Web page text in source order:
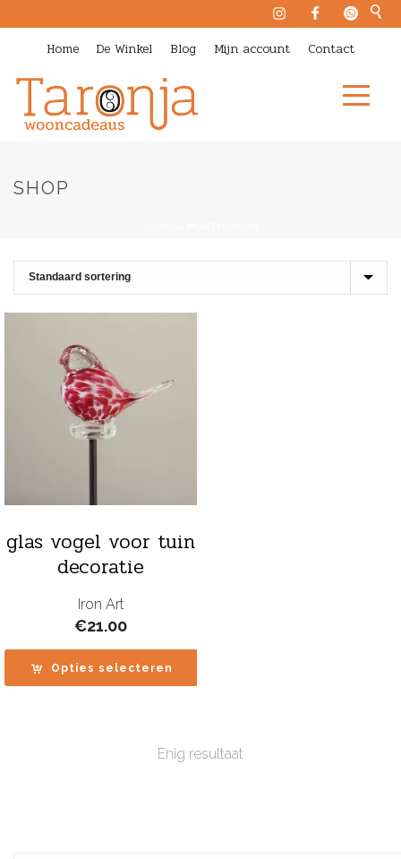
Home De Winkel Blog Mijn account Contact
SHOP
glas vogel voor tuin
decoratie
Iron Art
€21.00
Opties selecteren
Enig resultaat